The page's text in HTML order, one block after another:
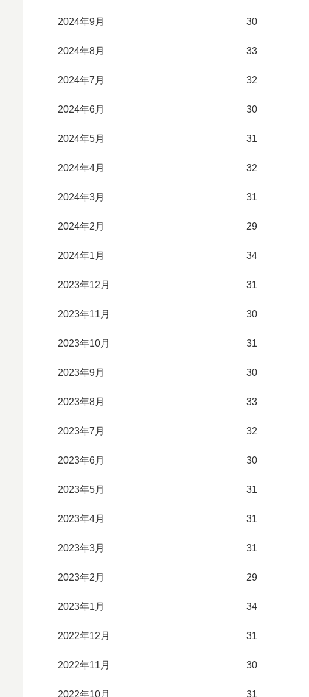
2024年9月 30
2024年8月 33
2024年7月 32
2024年6月 30
2024年5月 31
2024年4月 32
2024年3月 31
2024年2月 29
2024年1月 34
2023年12月 31
2023年11月 30
2023年10月 31
2023年9月 30
2023年8月 33
2023年7月 32
2023年6月 30
2023年5月 31
2023年4月 31
2023年3月 31
2023年2月 29
2023年1月 34
2022年12月 31
2022年11月 30
2022年10月 31